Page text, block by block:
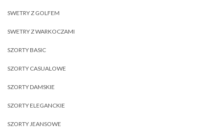
SWETRY Z GOLFEM
SWETRY Z WARKOCZAMI
SZORTY BASIC
SZORTY CASUALOWE
SZORTY DAMSKIE
SZORTY ELEGANCKIE
SZORTY JEANSOWE